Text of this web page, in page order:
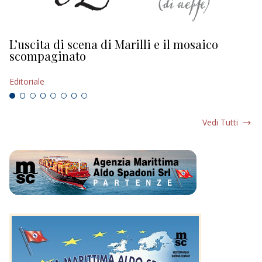
L’uscita di scena di Marilli e il mosaico
scompaginato
Editoriale
Vedi Tutti